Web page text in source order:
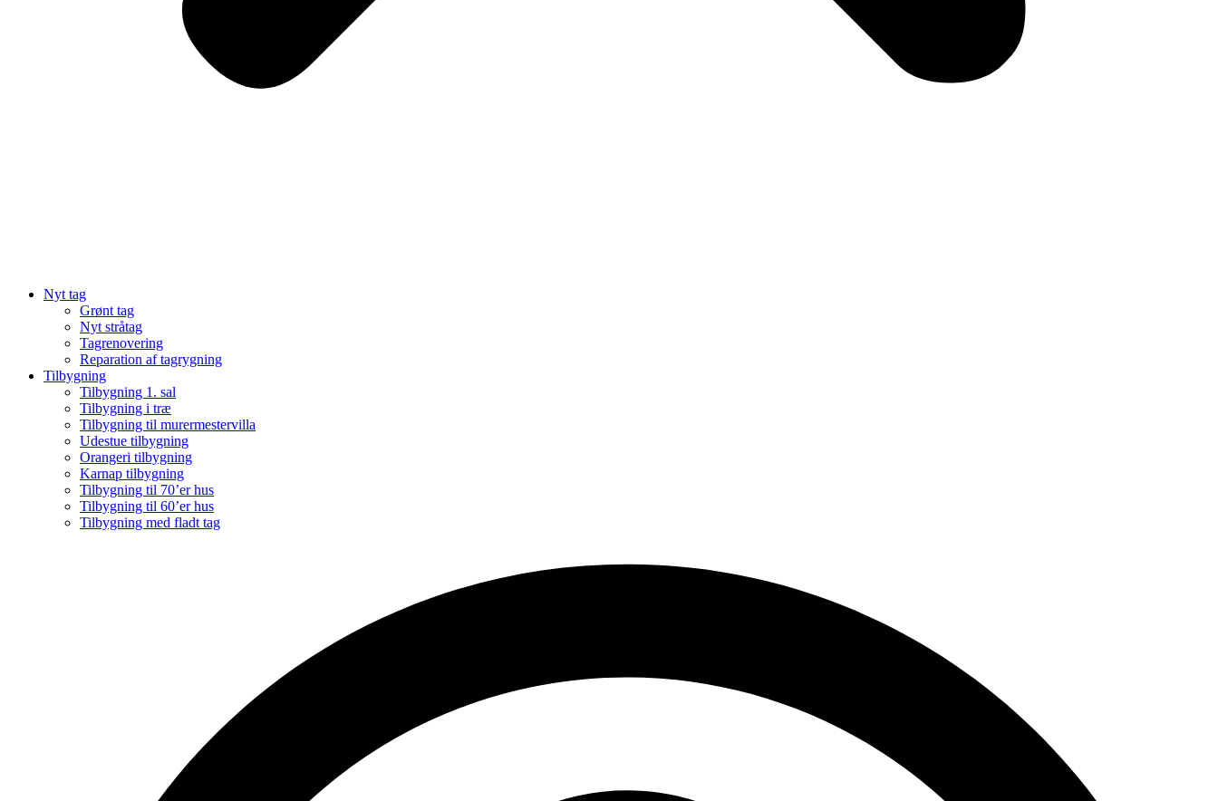
Nyt tag
Grønt tag
Nyt stråtag
Tagrenovering
Reparation af tagrygning
Tilbygning
Tilbygning 1. sal
Tilbygning i træ
Tilbygning til murermestervilla
Udestue tilbygning
Orangeri tilbygning
Karnap tilbygning
Tilbygning til 70’er hus
Tilbygning til 60’er hus
Tilbygning med fladt tag